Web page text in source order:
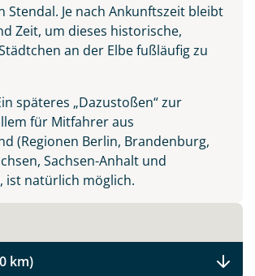
Stendal. Je nach Ankunftszeit bleibt
Zeit, um dieses historische,
an der Elbe fußläufig zu
späteres „Dazustoßen“ zur
für Mitfahrer aus
(Regionen Berlin, Brandenburg,
Sachsen-Anhalt und
ist natürlich möglich.
km)